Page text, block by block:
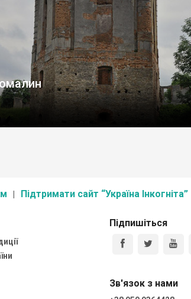
Підтримати сайт “Україна Інкогніта”
Підпишіться
Зв'язок з нами